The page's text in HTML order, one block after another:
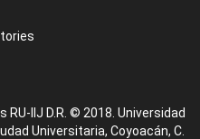
IIJ D.R. © 2018. Universidad
Universitaria, Coyoacán, C.